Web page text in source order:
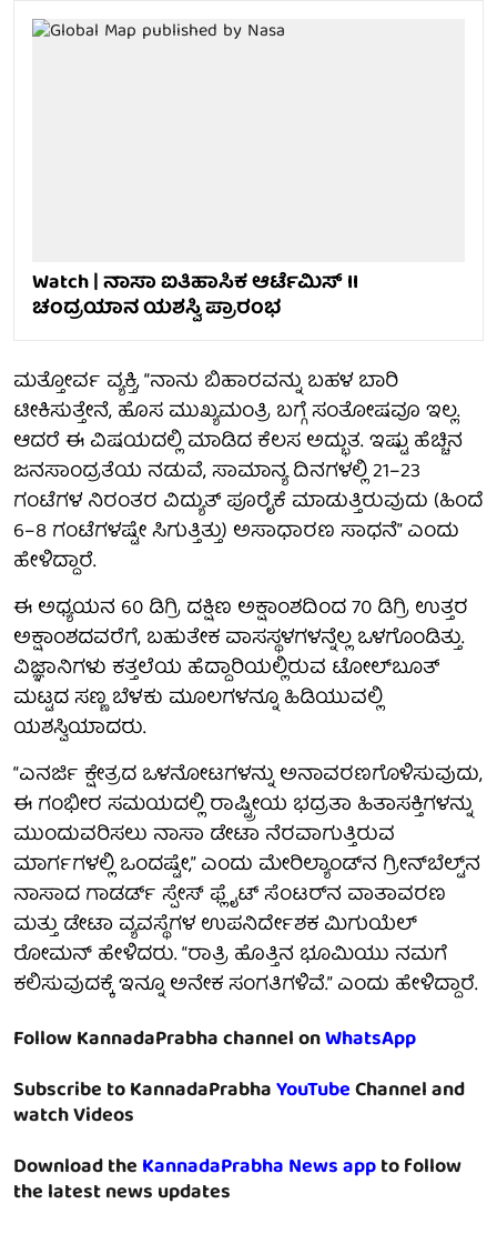
Watch | ನಾಸಾ ಐತಿಹಾಸಿಕ ಆರ್ಟೆಮಿಸ್ II
ಚಂದ್ರಯಾನ ಯಶಸ್ವಿ ಪ್ರಾರಂಭ
ಮತ್ತೋರ್ವ ವ್ಯಕ್ತಿ, “ನಾನು ಬಿಹಾರವನ್ನು ಬಹಳ ಬಾರಿ
ಟೀಕಿಸುತ್ತೇನೆ, ಹೊಸ ಮುಖ್ಯಮಂತ್ರಿ ಬಗ್ಗೆ ಸಂತೋಷವೂ ಇಲ್ಲ.
ಆದರೆ ಈ ವಿಷಯದಲ್ಲಿ ಮಾಡಿದ ಕೆಲಸ ಅದ್ಭುತ. ಇಷ್ಟು ಹೆಚ್ಚಿನ
ಜನಸಾಂದ್ರತೆಯ ನಡುವೆ, ಸಾಮಾನ್ಯ ದಿನಗಳಲ್ಲಿ 21–23
ಗಂಟೆಗಳ ನಿರಂತರ ವಿದ್ಯುತ್ ಪೂರೈಕೆ ಮಾಡುತ್ತಿರುವುದು (ಹಿಂದೆ
6–8 ಗಂಟೆಗಳಷ್ಟೇ ಸಿಗುತ್ತಿತ್ತು) ಅಸಾಧಾರಣ ಸಾಧನೆ” ಎಂದು
ಹೇಳಿದ್ದಾರೆ.
ಈ ಅಧ್ಯಯನ 60 ಡಿಗ್ರಿ ದಕ್ಷಿಣ ಅಕ್ಷಾಂಶದಿಂದ 70 ಡಿಗ್ರಿ ಉತ್ತರ
ಅಕ್ಷಾಂಶದವರೆಗೆ, ಬಹುತೇಕ ವಾಸಸ್ಥಳಗಳನ್ನೆಲ್ಲ ಒಳಗೊಂಡಿತ್ತು.
ವಿಜ್ಞಾನಿಗಳು ಕತ್ತಲೆಯ ಹೆದ್ದಾರಿಯಲ್ಲಿರುವ ಟೋಲ್‌ಬೂತ್
ಮಟ್ಟದ ಸಣ್ಣ ಬೆಳಕು ಮೂಲಗಳನ್ನೂ ಹಿಡಿಯುವಲ್ಲಿ
ಯಶಸ್ವಿಯಾದರು.
“ಎನರ್ಜಿ ಕ್ಷೇತ್ರದ ಒಳನೋಟಗಳನ್ನು ಅನಾವರಣಗೊಳಿಸುವುದು,
ಈ ಗಂಭೀರ ಸಮಯದಲ್ಲಿ ರಾಷ್ಟ್ರೀಯ ಭದ್ರತಾ ಹಿತಾಸಕ್ತಿಗಳನ್ನು
ಮುಂದುವರಿಸಲು ನಾಸಾ ಡೇಟಾ ನೆರವಾಗುತ್ತಿರುವ
ಮಾರ್ಗಗಳಲ್ಲಿ ಒಂದಷ್ಟೇ,” ಎಂದು ಮೇರಿಲ್ಯಾಂಡ್‌ನ ಗ್ರೀನ್‌ಬೆಲ್ಟ್‌ನ
ನಾಸಾದ ಗಾಡರ್ಡ್ ಸ್ಪೇಸ್ ಫ್ಲೈಟ್ ಸೆಂಟರ್‌ನ ವಾತಾವರಣ
ಮತ್ತು ಡೇಟಾ ವ್ಯವಸ್ಥೆಗಳ ಉಪನಿರ್ದೇಶಕ ಮಿಗುಯೆಲ್
ರೋಮನ್ ಹೇಳಿದರು. “ರಾತ್ರಿ ಹೊತ್ತಿನ ಭೂಮಿಯು ನಮಗೆ
ಕಲಿಸುವುದಕ್ಕೆ ಇನ್ನೂ ಅನೇಕ ಸಂಗತಿಗಳಿವೆ.” ಎಂದು ಹೇಳಿದ್ದಾರೆ.
Follow KannadaPrabha channel onWhatsApp
Subscribe to KannadaPrabhaYouTubeChannel and
watch Videos
Download theKannadaPrabha News appto follow
the latest news updates